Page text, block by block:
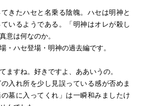
きたハセと名乗る陰魄。ハセは明神と
いるようである。「明神はオレが殺し
意は何なのか。
・ハセ登場・明神の過去編です。
ますね。好きですよ、ああいうの。
入れ所を少し見誤っている感が否めま
墓に入ってくれ」は一瞬和みましたけ